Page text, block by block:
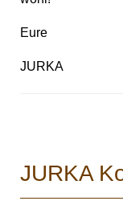
Eure
JURKA
JURKA